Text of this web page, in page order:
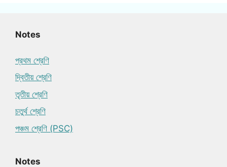
Notes
প্রথম শ্রেণি
দ্বিতীয় শ্রেণি
তৃতীয় শ্রেণি
চতুর্থ শ্রেণি
পঞ্চম শ্রেণি (PSC)
Notes